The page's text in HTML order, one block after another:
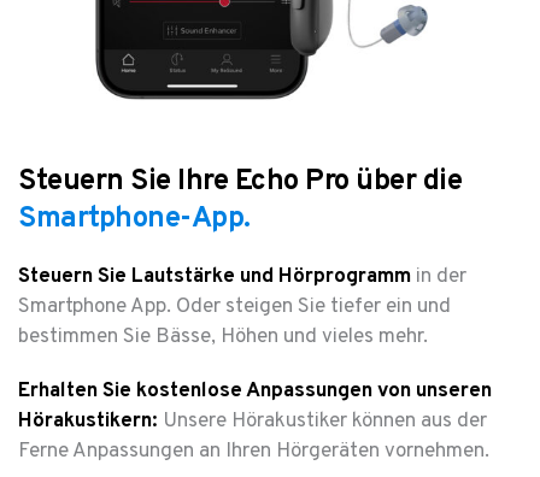
Steuern Sie Ihre Echo Pro über die
Smartphone-App.
Steuern Sie Lautstärke und Hörprogramm in der
Smartphone App. Oder steigen Sie tiefer ein und
bestimmen Sie Bässe, Höhen und vieles mehr.
Erhalten Sie kostenlose Anpassungen von unseren
Hörakustikern: Unsere Hörakustiker können aus der
Ferne Anpassungen an Ihren Hörgeräten vornehmen.